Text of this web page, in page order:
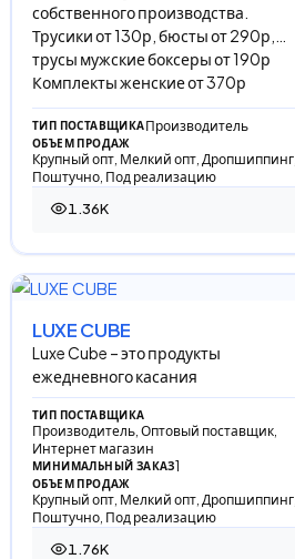
собственного производства.
Трусики от 130р, бюсты от 290р,
трусы мужские боксеры от 190р
Комплекты женские от 370р
ТИП ПОСТАВЩИКАПроизводитель
ОБЪЕМ ПРОДАЖ
Крупный опт, Мелкий опт, Дропшиппинг,
Поштучно, Под реализацию
1.36K
1 357 просмотров
LUXE CUBE
Luxe Cube – это продукты
ежедневного касания
ТИП ПОСТАВЩИКА
Производитель, Оптовый поставщик,
Интернет магазин
МИНИМАЛЬНЫЙ ЗАКАЗ1
ОБЪЕМ ПРОДАЖ
Крупный опт, Мелкий опт, Дропшиппинг,
Поштучно, Под реализацию
1.76K